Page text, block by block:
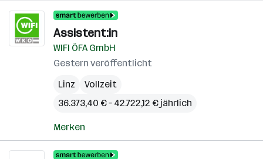
Assistent:in
WIFI ÖFA GmbH
Gestern veröffentlicht
Linz
Vollzeit
36.373,40 € – 42.722,12 € jährlich
Merken